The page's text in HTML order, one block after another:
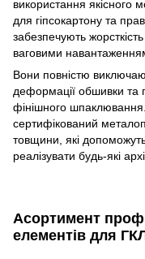
використання якісного
для гіпсокартону та
забезпечують жорсткість
ваговими
Вони повністю
деформації обшивки та
фінішного
сертифікований
товщини, які допоможуть
реалізувати будь-які
Асортимент
елементів для